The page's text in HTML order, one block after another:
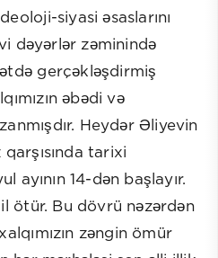
siyasi əsaslarını
dəyərlər zəminində
gerçəkləşdirmiş
əbədi və
Heydər Əliyevin
tarixi
ayının 14-dən başlayır.
ötür. Bu dövrü nəzərdən
zəngin ömür